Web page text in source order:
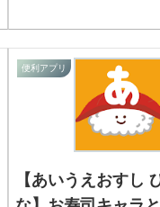
便利アプリ
【あいうえおすし